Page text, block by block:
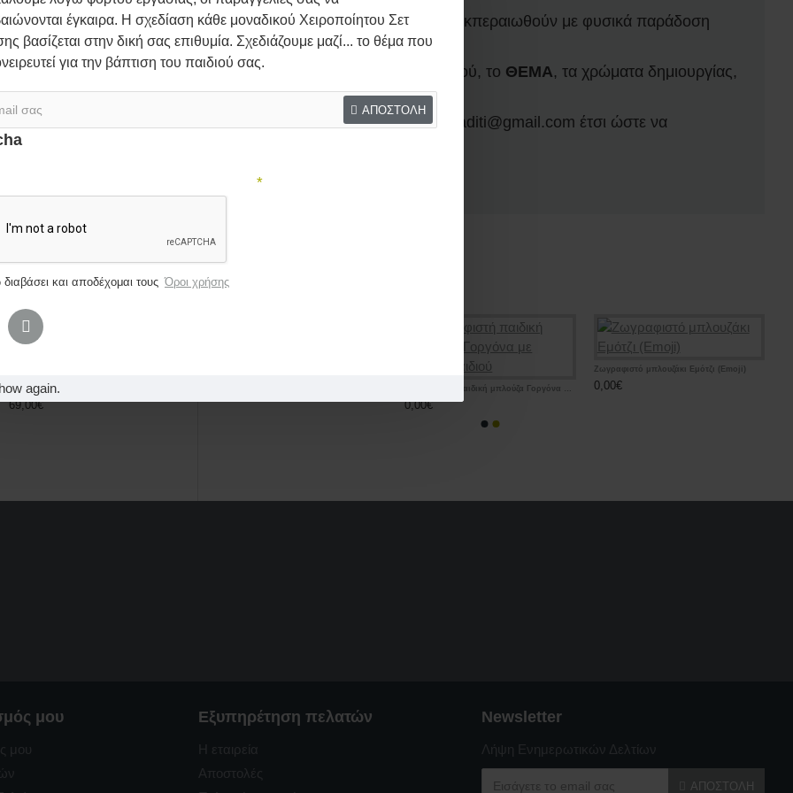
έγκαιρα. Η σχεδίαση κάθε μοναδικού Χειροποίητου Σετ
βασίζεται στην δική σας επιθυμία. Σχεδιάζουμε μαζί... το θέμα που
για την βάπτιση του παιδιού σας.
ΑΠΟΣΤΟΛΉ
και αποδέχομαι τους Όροι χρήσης
again.
ΕΓΚΑΙΡΑ για να υπάρχει το απαραίτητο χρονικό περιθώριο να διεκπεραιωθούν με φυσικά παράδοση
γράφετε σεΣΧΟΛΙΟ εάν επιθυμείτε να ζωγραφιστεί όνομα παιδιού, το ΘΕΜΑ, τα χρώματα δημιουργίας,
σχεδίασης θα επικοινωνήσουμε μαζί σας).
να μας το στείλετε φωτογραφία στο email μας ifigeni.Lefkaditi@gmail.com έτσι ώστε να
69,00€
Same category
0,00€ Ζωγραφιστή παιδική μπλούζα Γοργόνα με όνομα παιδιού
0,00€
Ζωγραφιστό μπλουζάκι Εμότζι (Emoji)
0,00€
μου
μου
Εξυπηρέτηση πελατών
Η εταιρεία
Αποστολές
Newsletter
Λήψη Ενημερωτικών Δελτίων
ΑΠΟΣΤΟΛΉ